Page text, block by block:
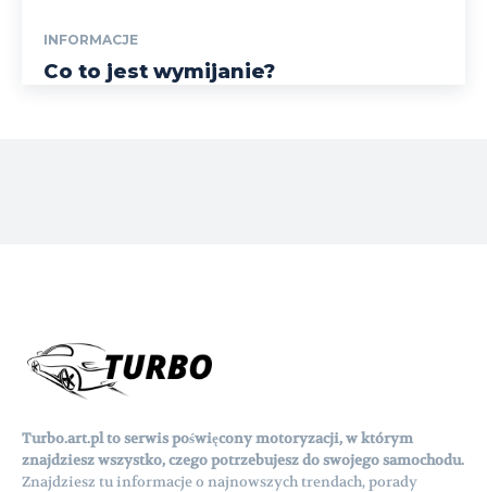
INFORMACJE
Co to jest wymijanie?
Turbo.art.pl to serwis poświęcony motoryzacji, w którym
znajdziesz wszystko, czego potrzebujesz do swojego samochodu.
Znajdziesz tu informacje o najnowszych trendach, porady